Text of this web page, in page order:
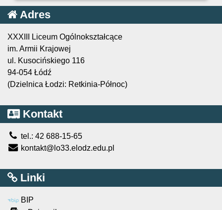
Adres
XXXIII Liceum Ogólnokształcące
im. Armii Krajowej
ul. Kusocińskiego 116
94-054 Łódź
(Dzielnica Łodzi: Retkinia-Północ)
Kontakt
tel.: 42 688-15-65
kontakt@lo33.elodz.edu.pl
Linki
BIP